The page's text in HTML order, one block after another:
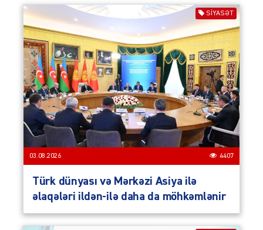
SIYASƏT
03.08.2026 4407
Türk dünyası və Mərkəzi Asiya ilə
əlaqələri ildən-ilə daha da möhkəmlənir